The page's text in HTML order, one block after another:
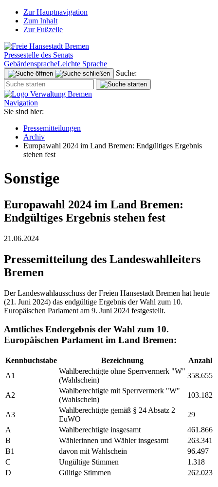
Zur Hauptnavigation
Zum Inhalt
Zur Fußzeile
Pressestelle des Senats
GebärdenspracheLeichte Sprache
Suche:
Navigation
Sie sind hier:
Pressemitteilungen
Archiv
Europawahl 2024 im Land Bremen: Endgültiges Ergebnis
stehen fest
Sonstige
Europawahl 2024 im Land Bremen:
Endgültiges Ergebnis stehen fest
21.06.2024
Pressemitteilung des Landeswahlleiters
Bremen
Der Landeswahlausschuss der Freien Hansestadt Bremen hat heute
(21. Juni 2024) das endgültige Ergebnis der Wahl zum 10.
Europäischen Parlament am 9. Juni 2024 festgestellt.
Amtliches Endergebnis der Wahl zum 10.
Europäischen Parlament im Land Bremen:
Kennbuchstabe Bezeichnung
Anzahl
A1
Wahlberechtigte ohne Sperrvermerk "W"
(Wahlschein)
358.655
A2
Wahlberechtigte mit Sperrvermerk "W"
(Wahlschein)
103.182
A3
Wahlberechtigte gemäß § 24 Absatz 2
EuWO
29
A
Wahlberechtigte insgesamt
461.866
B
Wählerinnen und Wähler insgesamt
263.341
B1
davon mit Wahlschein
96.497
C
Ungültige Stimmen
1.318
D
Gültige Stimmen 262.023